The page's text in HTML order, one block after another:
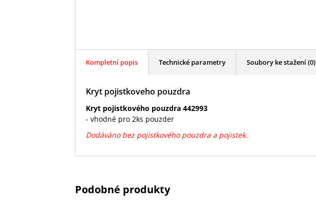
Kompletní popis Technické parametry Soubory ke stažení (0)
Kryt pojistkoveho pouzdra
Kryt pojistkového pouzdra 442993
- vhodné pro 2ks pouzder
Dodáváno bez pojistkového pouzdra a pojistek.
Podobné produkty